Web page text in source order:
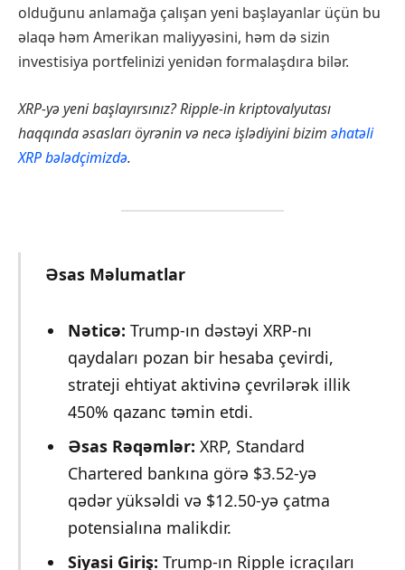
olduğunu anlamağa çalışan yeni başlayanlar üçün bu
əlaqə həm Amerikan maliyyəsini, həm də sizin
investisiya portfelinizi yenidən formalaşdıra bilər.
XRP-yə yeni başlayırsınız? Ripple-in kriptovalyutası
haqqında əsasları öyrənin və necə işlədiyini bizim əhatəli
XRP bələdçimizdə.
Əsas Məlumatlar
Nəticə: Trump-ın dəstəyi XRP-nı
qaydaları pozan bir hesaba çevirdi,
strateji ehtiyat aktivinə çevrilərək illik
450% qazanc təmin etdi.
Əsas Rəqəmlər: XRP, Standard
Chartered bankına görə $3.52-yə
qədər yüksəldi və $12.50-yə çatma
potensialına malikdir.
Siyasi Giriş: Trump-ın Ripple icraçıları